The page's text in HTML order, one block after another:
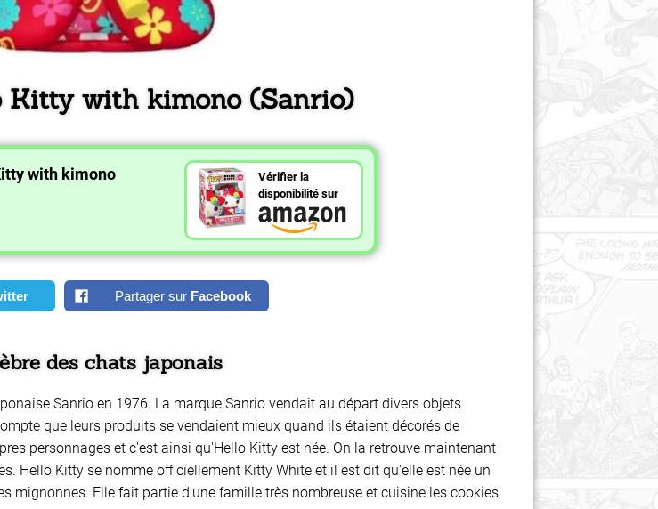
Kitty with kimono (Sanrio)
with kimono
Vérifier la
disponibilité sur
Partager sur Facebook
des chats japonais
Sanrio en 1976. La marque Sanrio vendait au départ divers objets
que leurs produits se vendaient mieux quand ils étaient décorés de
personnages et c'est ainsi qu'Hello Kitty est née. On la retrouve maintenant
Hello Kitty se nomme officiellement Kitty White et il est dit qu'elle est née un
mignonnes. Elle fait partie d'une famille très nombreuse et cuisine les cookies